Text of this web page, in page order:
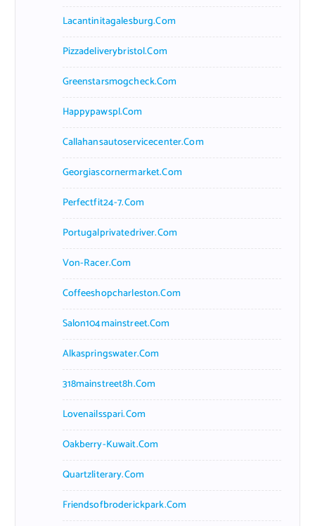
Lacantinitagalesburg.com
Pizzadeliverybristol.com
Greenstarsmogcheck.com
Happypawspl.com
Callahansautoservicecenter.com
Georgiascornermarket.com
Perfectfit24-7.com
Portugalprivatedriver.com
Von-Racer.com
Coffeeshopcharleston.com
Salon104mainstreet.com
Alkaspringswater.com
318mainstreet8h.com
Lovenailsspari.com
Oakberry-Kuwait.com
Quartzliterary.com
Friendsofbroderickpark.com